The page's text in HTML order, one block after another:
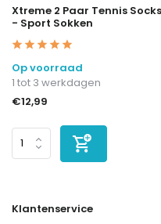
Xtreme 2 Paar Tennis Socks
- Sport Sokken
Op voorraad
1 tot 3 werkdagen
€12,99
Klantenservice